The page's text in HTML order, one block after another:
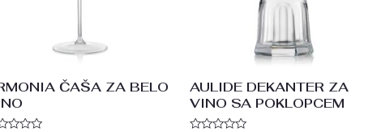
ČAŠA ZA BELO
AULIDE DEKANTER ZA
VINO SA POKLOPCEM